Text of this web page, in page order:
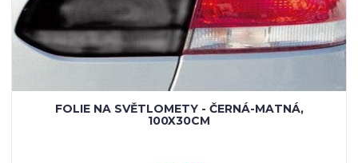
FOLIE NA SVĚTLOMETY - ČERNÁ-MATNÁ,
100X30CM